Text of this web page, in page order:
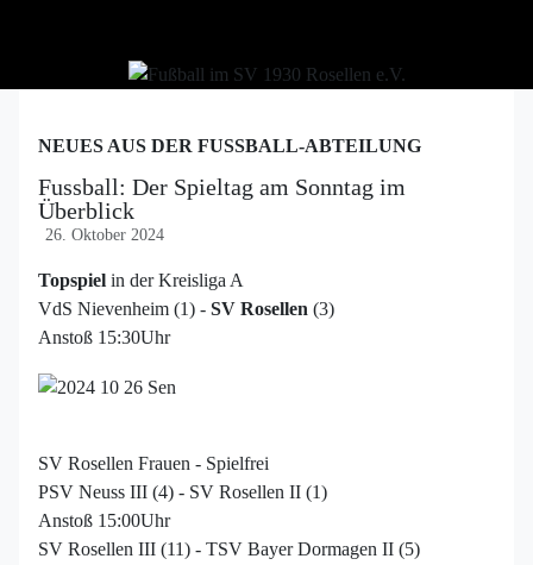
NEUES AUS DER FUSSBALL-ABTEILUNG
Fussball: Der Spieltag am Sonntag im
Überblick
26. Oktober 2024
Topspiel in der Kreisliga A
VdS Nievenheim (1) - SV Rosellen (3)
Anstoß 15:30Uhr
SV Rosellen Frauen - Spielfrei
PSV Neuss III (4) - SV Rosellen II (1)
Anstoß 15:00Uhr
SV Rosellen III (11) - TSV Bayer Dormagen II (5)